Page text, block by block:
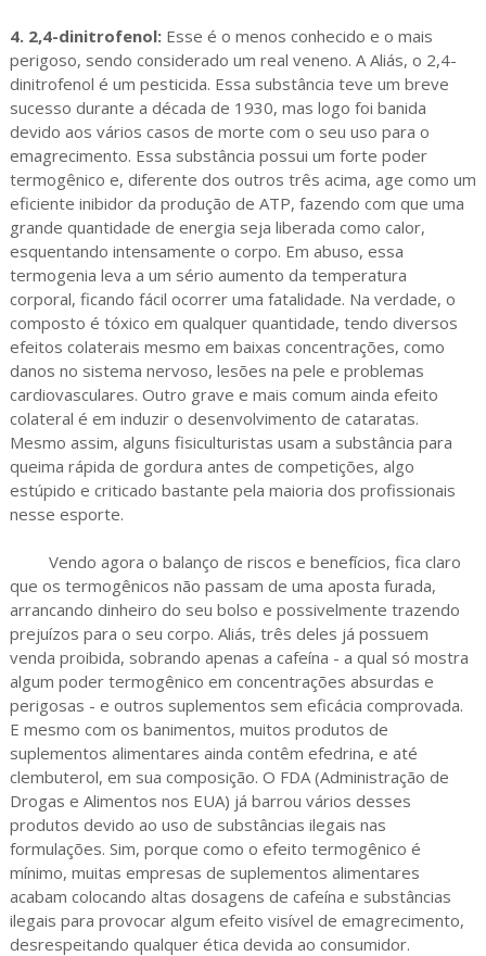
4. 2,4-dinitrofenol:Esse é o menos conhecido e o mais
perigoso, sendo considerado um real veneno. A Aliás, o 2,4-
dinitrofenol é um pesticida. Essa substância teve um breve
sucesso durante a década de 1930, mas logo foi banida
devido aos vários casos de morte com o seu uso para o
emagrecimento. Essa substância possui um forte poder
termogênico e, diferente dos outros três acima, age como um
eficiente inibidor da produção de ATP, fazendo com que uma
grande quantidade de energia seja liberada como calor,
esquentando intensamente o corpo. Em abuso, essa
termogenia leva a um sério aumento da temperatura
corporal, ficando fácil ocorrer uma fatalidade. Na verdade, o
composto é tóxico em qualquer quantidade, tendo diversos
efeitos colaterais mesmo em baixas concentrações, como
danos no sistema nervoso, lesões na pele e problemas
cardiovasculares. Outro grave e mais comum ainda efeito
colateral é em induzir o desenvolvimento de cataratas.
Mesmo assim, alguns fisiculturistas usam a substância para
queima rápida de gordura antes de competições, algo
estúpido e criticado bastante pela maioria dos profissionais
nesse esporte.
Vendo agora o balanço de riscos e benefícios, fica claro
que os termogênicos não passam de uma aposta furada,
arrancando dinheiro do seu bolso e possivelmente trazendo
prejuízos para o seu corpo. Aliás, três deles já possuem
venda proibida, sobrando apenas a cafeína - a qual só mostra
algum poder termogênico em concentrações absurdas e
perigosas - e outros suplementos sem eficácia comprovada.
E mesmo com os banimentos, muitos produtos de
suplementos alimentares ainda contêm efedrina, e até
clembuterol, em sua composição. O FDA (Administração de
Drogas e Alimentos nos EUA) já barrou vários desses
produtos devido ao uso de substâncias ilegais nas
formulações. Sim, porque como o efeito termogênico é
mínimo, muitas empresas de suplementos alimentares
acabam colocando altas dosagens de cafeína e substâncias
ilegais para provocar algum efeito visível de emagrecimento,
desrespeitando qualquer ética devida ao consumidor.